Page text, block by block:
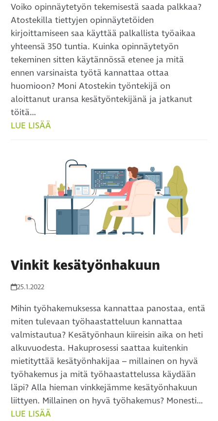
Voiko opinnäytetyön tekemisestä saada palkkaa?
Atostekilla tiettyjen opinnäytetöiden
kirjoittamiseen saa käyttää palkallista työaikaa
yhteensä 350 tuntia. Kuinka opinnäytetyön
tekeminen sitten käytännössä etenee ja mitä
ennen varsinaista työtä kannattaa ottaa
huomioon? Moni Atostekin työntekijä on
aloittanut uransa kesätyöntekijänä ja jatkanut
töitä…
LUE LISÄÄ
Vinkit kesätyönhakuun
25.1.2022
Mihin työhakemuksessa kannattaa panostaa, entä
miten tulevaan työhaastatteluun kannattaa
valmistautua? Kesätyönhaun kiireisin aika on heti
alkuvuodesta. Hakuprosessi saattaa kuitenkin
mietityttää kesätyönhakijaa – millainen on hyvä
työhakemus ja mitä työhaastattelussa käydään
läpi? Alla hieman vinkkejämme kesätyönhakuun
liittyen. Millainen on hyvä työhakemus? Monesti…
LUE LISÄÄ